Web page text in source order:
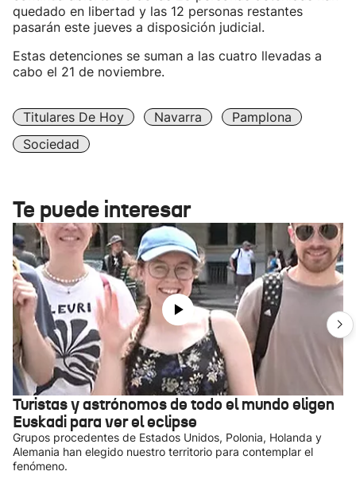
quedado en libertad y las 12 personas restantes
pasarán este jueves a disposición judicial.
Estas detenciones se suman a las cuatro llevadas a
cabo el 21 de noviembre.
Titulares De Hoy Navarra
Pamplona
Sociedad
Te puede interesar
Turistas y astrónomos de todo el mundo eligen
Euskadi para ver el eclipse
Grupos procedentes de Estados Unidos, Polonia, Holanda y
Alemania han elegido nuestro territorio para contemplar el
fenómeno.